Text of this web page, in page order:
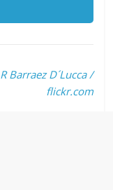
R Barraez D´Lucca /
flickr.com